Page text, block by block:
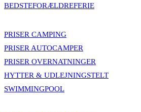
BEDSTEFORÆLDREFERIE
PRISER CAMPING
PRISER AUTOCAMPER
PRISER OVERNATNINGER
HYTTER & UDLEJNINGSTELT
SWIMMINGPOOL